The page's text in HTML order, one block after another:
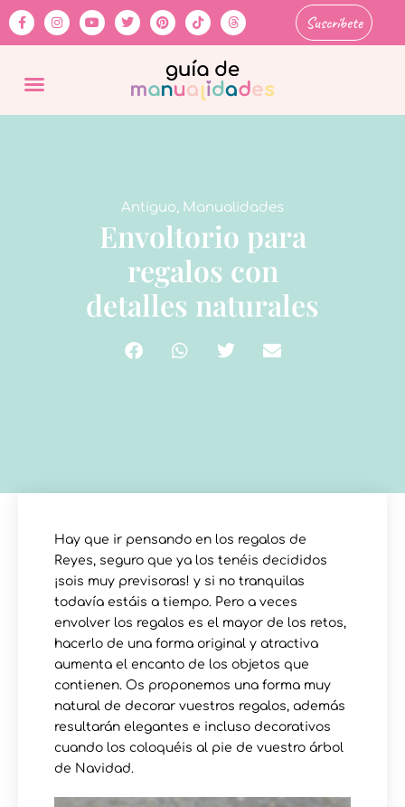
Suscríbete
Antiguo, Manualidades
Envoltorio para
regalos con
detalles naturales
Hay que ir pensando en los regalos de
Reyes, seguro que ya los tenéis decididos
¡sois muy previsoras! y si no tranquilas
todavía estáis a tiempo. Pero a veces
envolver los regalos es el mayor de los retos,
hacerlo de una forma original y atractiva
aumenta el encanto de los objetos que
contienen. Os proponemos una forma muy
natural de decorar vuestros regalos, además
resultarán elegantes e incluso decorativos
cuando los coloquéis al pie de vuestro árbol
de Navidad.